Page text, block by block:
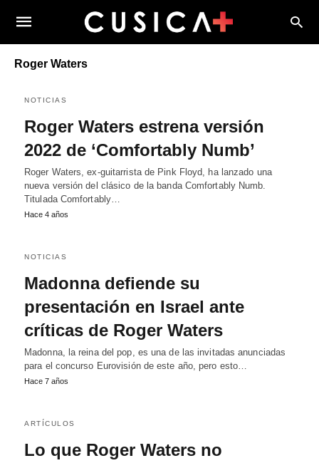
Roger Waters
NOTICIAS
Roger Waters estrena versión
2022 de ‘Comfortably Numb’
Roger Waters, ex-guitarrista de Pink Floyd, ha lanzado una
nueva versión del clásico de la banda Comfortably Numb.
Titulada Comfortably…
Hace 4 años
NOTICIAS
Madonna defiende su
presentación en Israel ante
críticas de Roger Waters
Madonna, la reina del pop, es una de las invitadas anunciadas
para el concurso Eurovisión de este año, pero esto…
Hace 7 años
ARTÍCULOS
Lo que Roger Waters no